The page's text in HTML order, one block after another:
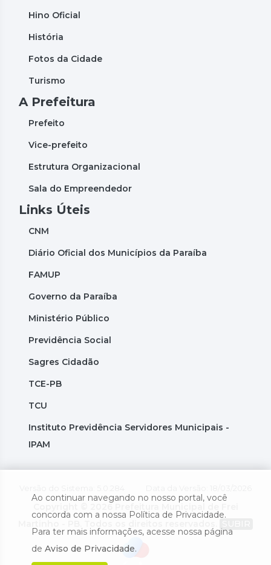
Hino Oficial
História
Fotos da Cidade
Turismo
A Prefeitura
Prefeito
Vice-prefeito
Estrutura Organizacional
Sala do Empreendedor
Links Úteis
CNM
Diário Oficial dos Municípios da Paraíba
FAMUP
Governo da Paraíba
Ministério Público
Previdência Social
Sagres Cidadão
TCE-PB
TCU
Instituto Previdência Servidores Municipais -
IPAM
Ao continuar navegando no nosso portal, você
concorda com a nossa Política de Privacidade.
Para ter mais informações, acesse nossa página
deAviso de Privacidade.